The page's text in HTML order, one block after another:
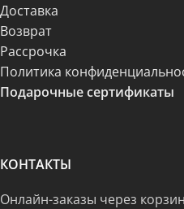
Доставка
Возврат
Рассрочка
Политика
Подарочные сертификаты
КОНТАКТЫ
Онлайн-заказы через